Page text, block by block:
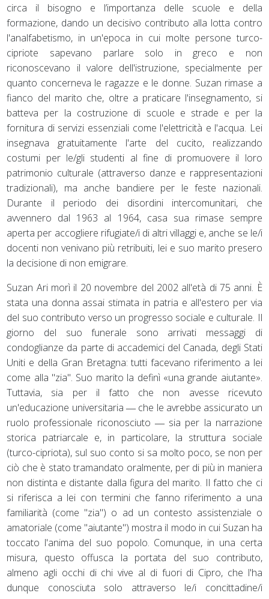
circa il bisogno e l’importanza delle scuole e della
formazione, dando un decisivo contributo alla lotta contro
l'analfabetismo, in un'epoca in cui molte persone turco-
cipriote sapevano parlare solo in greco e non
riconoscevano il valore dell'istruzione, specialmente per
quanto concerneva le ragazze e le donne. Suzan rimase a
fianco del marito che, oltre a praticare l'insegnamento, si
batteva per la costruzione di scuole e strade e per la
fornitura di servizi essenziali come l'elettricità e l'acqua. Lei
insegnava gratuitamente l'arte del cucito, realizzando
costumi per le/gli studenti al fine di promuovere il loro
patrimonio culturale (attraverso danze e rappresentazioni
tradizionali), ma anche bandiere per le feste nazionali.
Durante il periodo dei disordini intercomunitari, che
avvennero dal 1963 al 1964, casa sua rimase sempre
aperta per accogliere rifugiate/i di altri villaggi e, anche se le/i
docenti non venivano più retribuiti, lei e suo marito presero
la decisione di non emigrare.
Suzan Ari morì il 20 novembre del 2002 all'età di 75 anni. È
stata una donna assai stimata in patria e all'estero per via
del suo contributo verso un progresso sociale e culturale. Il
giorno del suo funerale sono arrivati messaggi di
condoglianze da parte di accademici del Canada, degli Stati
Uniti e della Gran Bretagna: tutti facevano riferimento a lei
come alla "zia". Suo marito la definì «una grande aiutante».
Tuttavia, sia per il fatto che non avesse ricevuto
un'educazione universitaria ― che le avrebbe assicurato un
ruolo professionale riconosciuto ― sia per la narrazione
storica patriarcale e, in particolare, la struttura sociale
(turco-cipriota), sul suo conto si sa molto poco, se non per
ciò che è stato tramandato oralmente, per di più in maniera
non distinta e distante dalla figura del marito. Il fatto che ci
si riferisca a lei con termini che fanno riferimento a una
familiarità (come "zia") o ad un contesto assistenziale o
amatoriale (come "aiutante") mostra il modo in cui Suzan ha
toccato l'anima del suo popolo. Comunque, in una certa
misura, questo offusca la portata del suo contributo,
almeno agli occhi di chi vive al di fuori di Cipro, che l'ha
dunque conosciuta solo attraverso le/i concittadine/i